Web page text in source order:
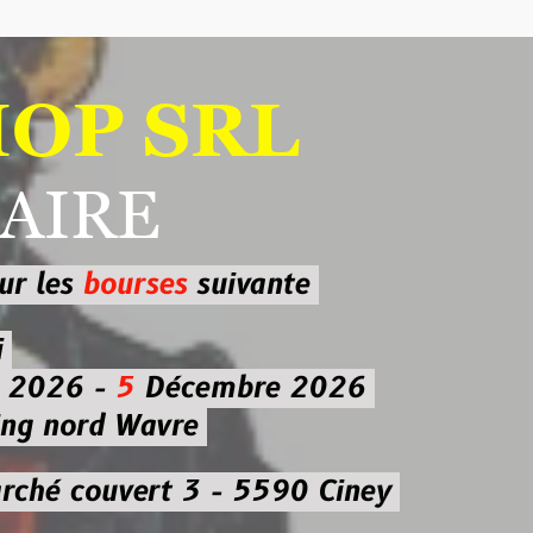
SRL
suivante
5Décembre 2026
Wavre
3 - 5590 Ciney